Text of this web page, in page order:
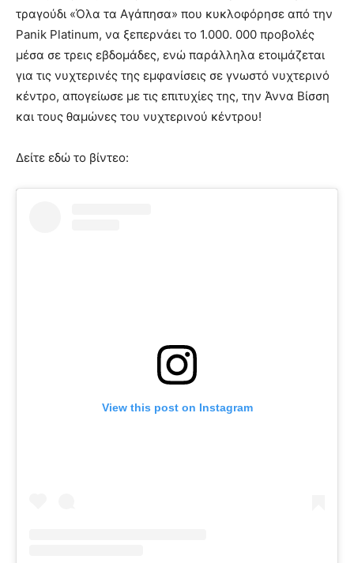
τραγούδι «Όλα τα Αγάπησα» που κυκλοφόρησε από την
Panik Platinum, να ξεπερνάει το 1.000. 000 προβολές
μέσα σε τρεις εβδομάδες, ενώ παράλληλα ετοιμάζεται
για τις νυχτερινές της εμφανίσεις σε γνωστό νυχτερινό
κέντρο, απογείωσε με τις επιτυχίες της, την Άννα Βίσση
και τους θαμώνες του νυχτερινού κέντρου!
Δείτε εδώ το βίντεο:
View this post on Instagram